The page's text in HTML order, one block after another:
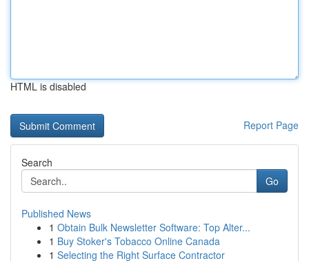
HTML is disabled
Report Page
Search
Go
Published News
1 Obtain Bulk Newsletter Software: Top Alter...
1 Buy Stoker's Tobacco Online Canada
1 Selecting the Right Surface Contractor